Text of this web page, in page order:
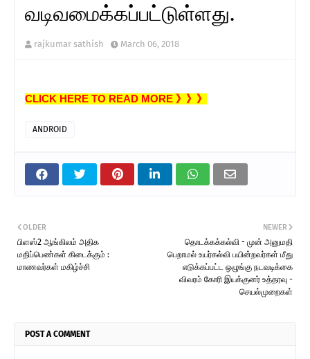
வடிவமைக்கப்பட்டுள்ளது.
rajkumar sathish March 06, 2018
CLICK HERE TO READ MORE 》》》
ANDROID
NEWER
தொடக்கக்கல்வி - முன் அனுமதி
பெறாமல் உயர்கல்வி பயின்றவர்கள் மீது
எடுக்கப்பட்ட ஒழுங்கு நடவடிக்கை
விவரம் கோரி இயக்குனர் உத்தரவு -
செயல்முறைகள்
OLDER
பிளஸ்2 ஆங்கிலம் அதிக
மதிப்பெண்கள் கிடைக்கும் :
மாணவர்கள் மகிழ்ச்சி
POST A COMMENT